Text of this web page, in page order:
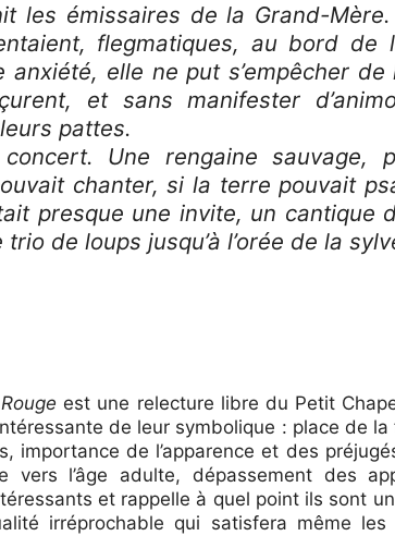
les émissaires de la Grand-
flegmatiques, au bord de
anxiété, elle ne put s’empêcher de
et sans manifester
pattes.
Une rengaine sauvage,
chanter, si la terre pouvait
presque une invite, un cantique
de loups jusqu’à l’orée de la
Rouge est une relecture libre du Petit
de leur symbolique : place de la
importance de l’apparence et des
l’âge adulte, dépassement des
et rappelle à quel point ils sont
irréprochable qui satisfera même